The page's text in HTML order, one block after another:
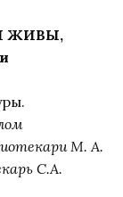
ЖИВЫ,
М. А.
С.А.